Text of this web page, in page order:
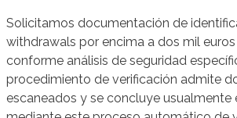
Solicitamos documentación de
withdrawals por encima a dos mil
conforme análisis de seguridad
procedimiento de verificación admite
escaneados y se concluye usualmente